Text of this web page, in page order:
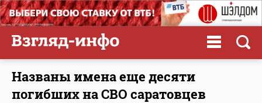
Названы имена еще десяти
погибших на СВО саратовцев